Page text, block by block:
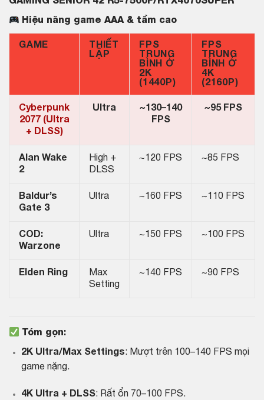
Hiệu năng game AAA & tầm cao
GAME
THIẾT
LẬP
FPS
TRUNG
BÌNH Ở
2K
(1440P)
FPS
TRUNG
BÌNH Ở
4K
(2160P)
Cyberpunk
2077 (Ultra
+ DLSS)
Ultra
~130–140
FPS
~95 FPS
Alan Wake
2
High +
DLSS
~120 FPS ~85 FPS
Baldur’s
Gate 3
Ultra ~160 FPS ~110 FPS
COD:
Warzone
Ultra ~150 FPS ~100 FPS
Elden Ring
Max
Setting
~140 FPS ~90 FPS
Tóm gọn:
2K Ultra/Max Settings: Mượt trên 100–140 FPS mọi
game nặng.
4K Ultra + DLSS: Rất ổn 70–100 FPS.